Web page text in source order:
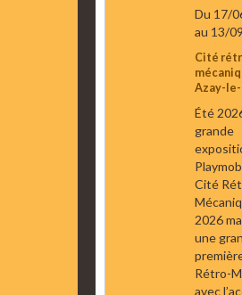
Du 17/
au 13/
Cité
Azay-
Été
grande
Cité
2026
une
Rétro-
avec